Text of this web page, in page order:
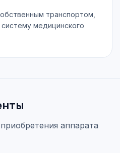
транспортом,
медицинского
аппарата